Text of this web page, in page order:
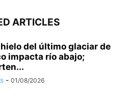
ARTICLES
del último glaciar de
impacta río abajo;
- 01/08/2026